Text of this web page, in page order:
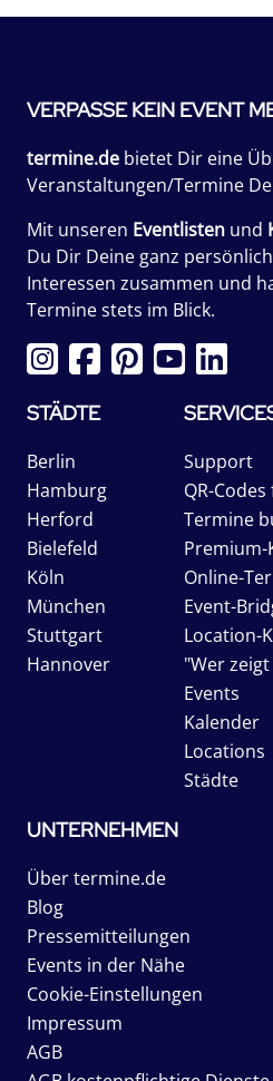
VERPASSE KEIN EVENT
termine.de bietet Dir eine
Veranstaltungen/Termine
Mit unseren Eventlisten und
Du Dir Deine ganz
Interessen zusammen und
Termine stets im Blick.
STÄDTE
Berlin
Hamburg
Herford
Bielefeld
Köln
München
Stuttgart
Hannover
Support
QR-
Termine
Premium-
Online-
Event-
Location-
"Wer
Events
Kalender
Locations
Städte
UNTERNEHMEN
Über termine.de
Blog
Pressemitteilungen
Events in der Nähe
Cookie-Einstellungen
Impressum
AGB